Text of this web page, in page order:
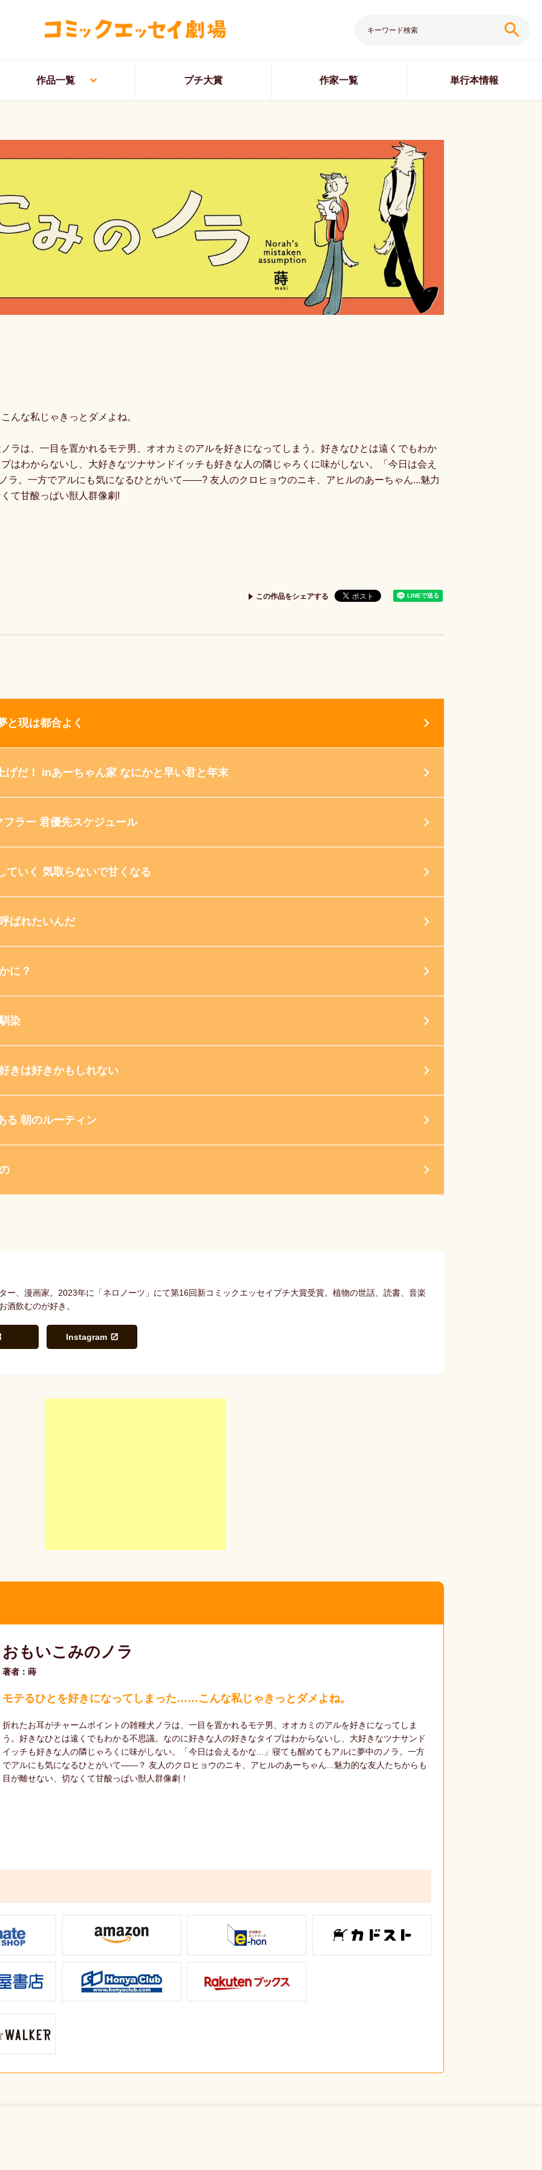
search
作品一覧 プチ大賞 作家一覧 単行本情報
な私じゃきっとダメよね。
ラは、一目を置かれるモテ男、オオカミのアルを好きになってしまう。好きなひとは遠くでもわか
はわからないし、大好きなツナサンドイッチも好きな人の隣じゃろくに味がしない。「今日は会え
ラ。一方でアルにも気になるひとがいて――? 友人のクロヒョウのニキ、アヒルのあーちゃん...魅力
て甘酸っぱい獣人群像劇!
この作品をシェアする
と現は都合よく
げだ！ inあーちゃん家 なにかと早い君と年末
ラー 君優先スケジュール
ていく 気取らないで甘くなる
ばれたいんだ
に？
染
きは好きかもしれない
る 朝のルーティン
ー、漫画家。2023年に「ネロノーツ」にて第16回新コミックエッセイプチ大賞受賞。植物の世話、読書、音楽
酒飲むのが好き。
Instagram
おもいこみのノラ
著者：蒔
モテるひとを好きになってしまった……こんな私じゃきっとダメよね。
折れたお耳がチャームポイントの雑種犬ノラは、一目を置かれるモテ男、オオカミのアルを好きになってしま
う。好きなひとは遠くでもわかる不思議。なのに好きな人の好きなタイプはわからないし、大好きなツナサンド
イッチも好きな人の隣じゃろくに味がしない。「今日は会えるかな...」寝ても醒めてもアルに夢中のノラ。一方
でアルにも気になるひとがいて――？ 友人のクロヒョウのニキ、アヒルのあーちゃん...魅力的な友人たちからも
目が離せない、切なくて甘酸っぱい獣人群像劇！